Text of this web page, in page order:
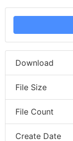
Download
File Size
File Count
Create Date